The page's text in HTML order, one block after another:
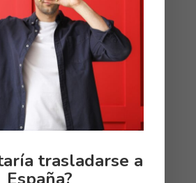
2 anterior, que no podrá
con reserva de las
de determinados
de disposiciones legales o
particular las aplicables a la
que ejerce EasyB
SL, la resolución de litigios y
trasladarse a